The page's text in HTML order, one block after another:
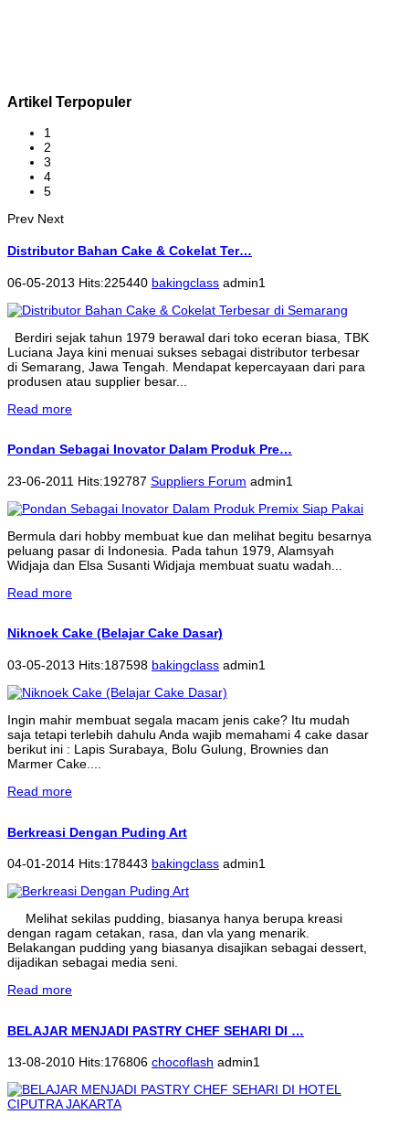
Artikel Terpopuler
1
2
3
4
5
Prev Next
Distributor Bahan Cake & Cokelat Ter…
06-05-2013 Hits:225440 bakingclass admin1
Berdiri sejak tahun 1979 berawal dari toko eceran biasa, TBK
Luciana Jaya kini menuai sukses sebagai distributor terbesar
di Semarang, Jawa Tengah. Mendapat kepercayaan dari para
produsen atau supplier besar...
Read more
Pondan Sebagai Inovator Dalam Produk Pre…
23-06-2011 Hits:192787 Suppliers Forum admin1
Bermula dari hobby membuat kue dan melihat begitu besarnya
peluang pasar di Indonesia. Pada tahun 1979, Alamsyah
Widjaja dan Elsa Susanti Widjaja membuat suatu wadah...
Read more
Niknoek Cake (Belajar Cake Dasar)
03-05-2013 Hits:187598 bakingclass admin1
Ingin mahir membuat segala macam jenis cake? Itu mudah
saja tetapi terlebih dahulu Anda wajib memahami 4 cake dasar
berikut ini : Lapis Surabaya, Bolu Gulung, Brownies dan
Marmer Cake....
Read more
Berkreasi Dengan Puding Art
04-01-2014 Hits:178443 bakingclass admin1
Melihat sekilas pudding, biasanya hanya berupa kreasi
dengan ragam cetakan, rasa, dan vla yang menarik.
Belakangan pudding yang biasanya disajikan sebagai dessert,
dijadikan sebagai media seni.
Read more
BELAJAR MENJADI PASTRY CHEF SEHARI DI …
13-08-2010 Hits:176806 chocoflash admin1